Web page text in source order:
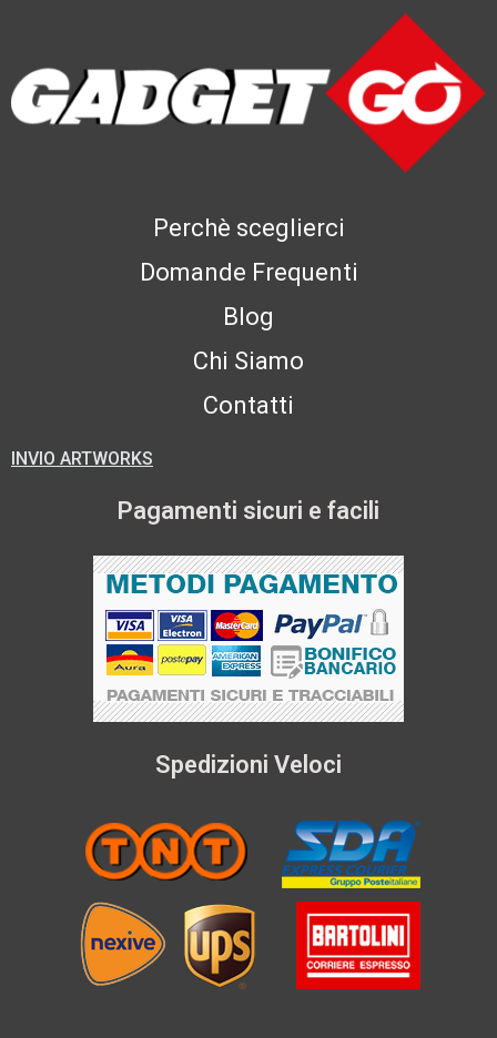
Perchè sceglierci
Domande Frequenti
Blog
Chi Siamo
Contatti
INVIO ARTWORKS
Pagamenti sicuri e facili
Spedizioni Veloci